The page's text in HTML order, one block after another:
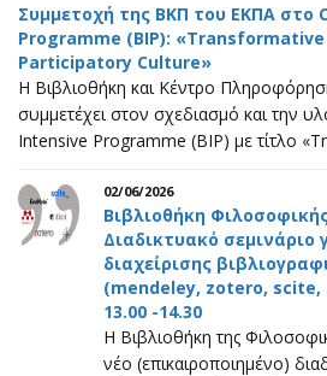
Συμμετοχή της ΒΚΠ του ΕΚΠΑ στο
Programme (BIP):
Participatory Culture»
Η Βιβλιοθήκη και Κέντρο
συμμετέχει στον σχεδιασμό και την
Intensive Programme (BIP) με τίτλο
02/06/2026
Βιβλιοθήκη
Διαδικτυακό σεμινάριο
διαχείρισης
(mendeley, zotero,
13.00 -14.30
Η Βιβλιοθήκη της
νέο (επικαιροποιημένο)